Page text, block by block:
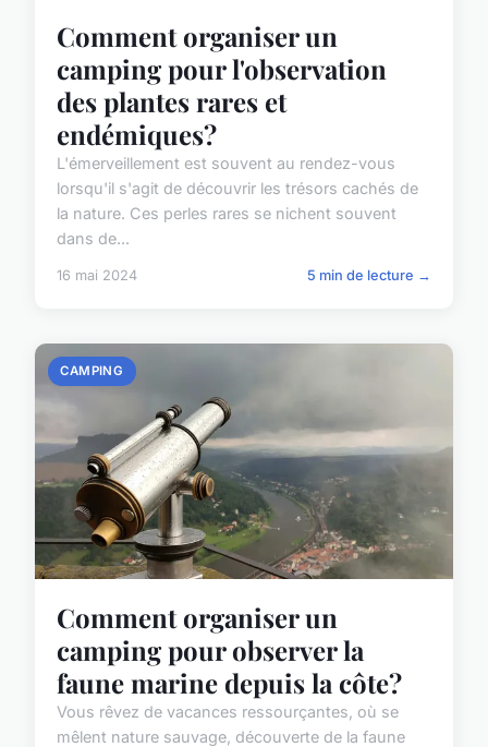
Comment organiser un
camping pour l'observation
des plantes rares et
endémiques?
L'émerveillement est souvent au rendez-vous
lorsqu'il s'agit de découvrir les trésors cachés de
la nature. Ces perles rares se nichent souvent
dans de...
16 mai 2024 5 min de lecture →
CAMPING
Comment organiser un
camping pour observer la
faune marine depuis la côte?
Vous rêvez de vacances ressourçantes, où se
mêlent nature sauvage, découverte de la faune